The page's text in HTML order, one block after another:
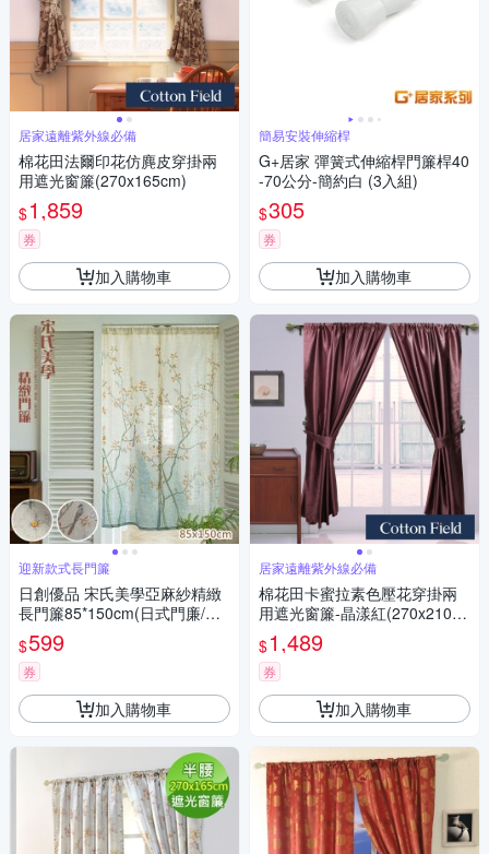
居家遠離紫外線必備
棉花田法爾印花仿麂皮穿掛兩
用遮光窗簾(270x165cm)
$1,859
券
加入購物車
迎新款式長門簾
日創優品 宋氏美學亞麻紗精緻
長門簾85*150cm(日式門廉/風
水簾/窗紗/咖啡簾/拉簾 /窗簾/短
門簾)
$599
券
加入購物車
簡易安裝伸縮桿
G+居家 彈簧式伸縮桿門簾桿40
-70公分-簡約白 (3入組)
$305
券
加入購物車
居家遠離紫外線必備
棉花田卡蜜拉素色壓花穿掛兩
用遮光窗簾-晶漾紅(270x210c
m)
$1,489
券
加入購物車